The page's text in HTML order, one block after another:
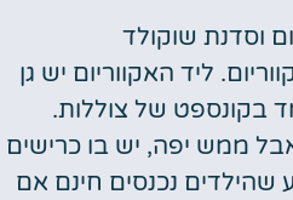
וסדנת שוקולד
ליד האקווריום יש גן
בקונספט של צוללות.
ממש יפה, יש בו כרישים
שהילדים נכנסים חינם אם